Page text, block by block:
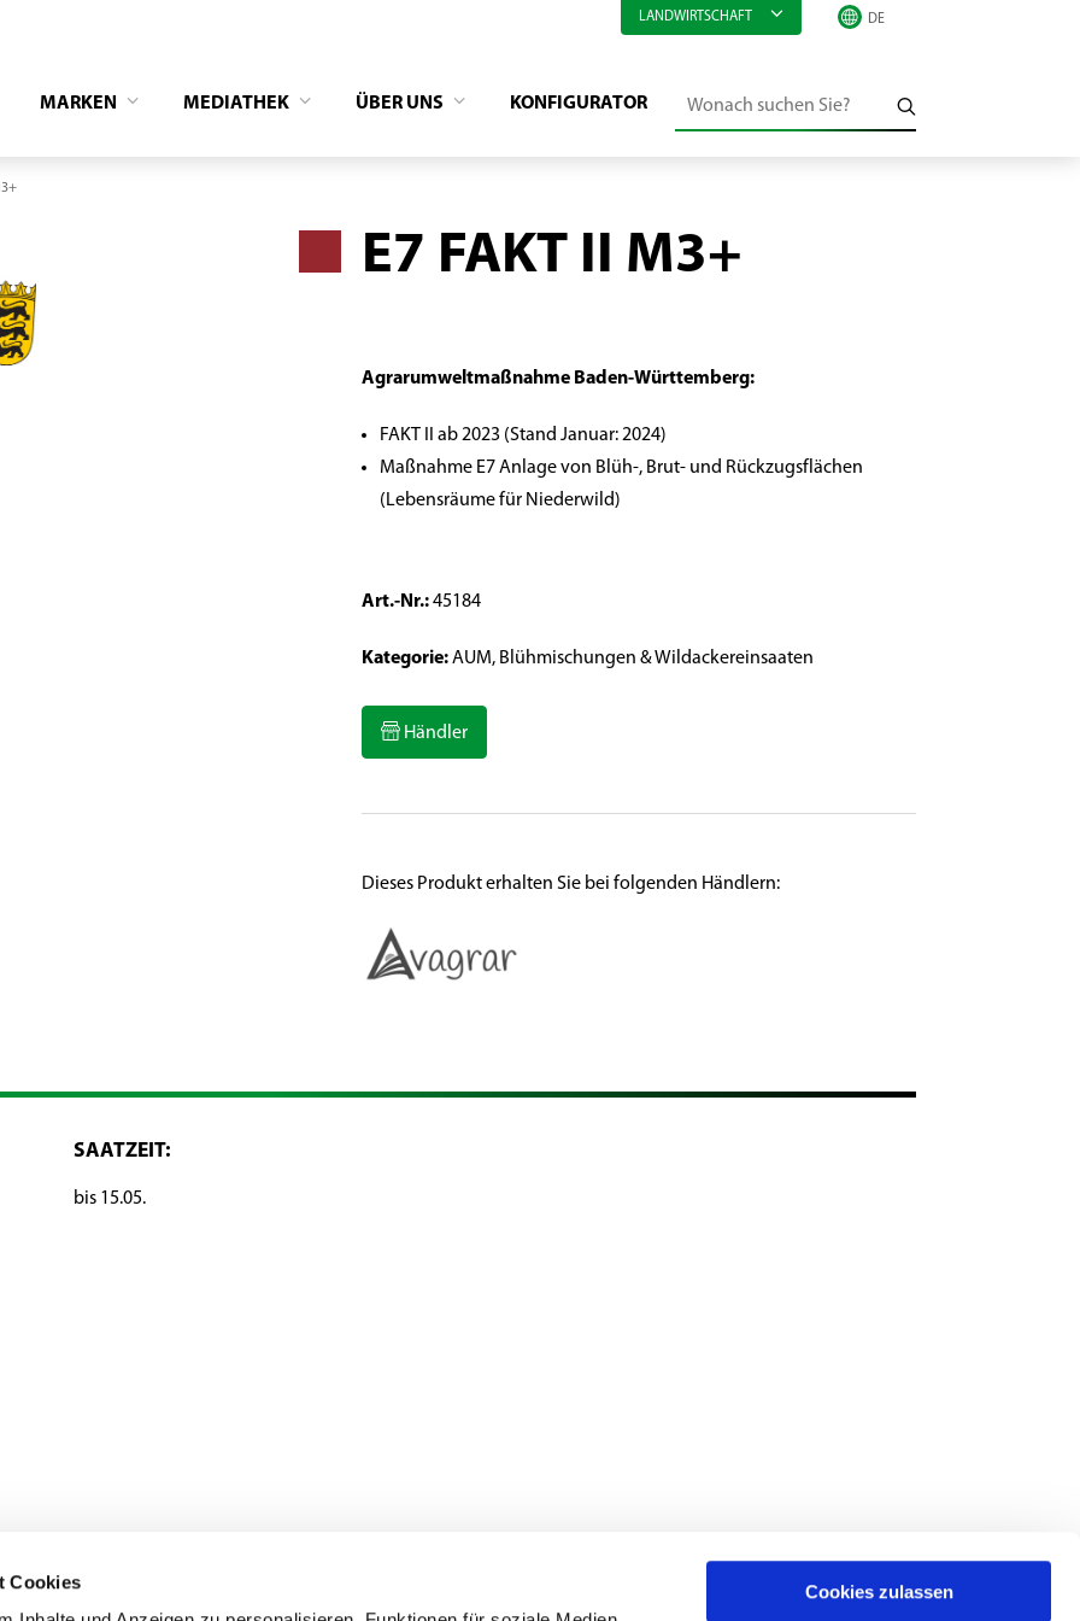
Cookies
Cookies zulassen
LANDWIRTSCHAFT
MARKEN MEDIATHEK ÜBER UNS KONFIGURATOR
E7 FAKT II M3+
Agrarumweltmaßnahme Baden-Württemberg:
FAKT II ab 2023 (Stand Januar: 2024)
Maßnahme E7 Anlage von Blüh-, Brut- und Rückzugsflächen
(Lebensräume für Niederwild)
Art.-Nr.:45184
Kategorie:AUM, Blühmischungen & Wildackereinsaaten
Händler
Dieses Produkt erhalten Sie bei folgenden Händlern:
SAATZEIT:
bis 15.05.